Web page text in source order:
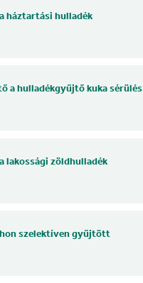
háztartási hulladék
a hulladékgyűjtő kuka sérülés
lakossági zöldhulladék
szelektíven gyűjtött